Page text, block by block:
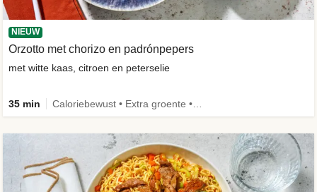
NIEUW
Orzotto met chorizo en padrónpepers
met witte kaas, citroen en peterselie
35 min